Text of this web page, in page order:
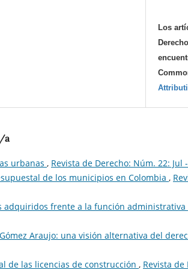
Los
a
urbanas , Revista de Derecho: Núm. 22: Jul
de los municipios en Colombia ,
adquiridos frente a la función administrativa
Araujo: una visión alternativa del
de las licencias de construcción , Revista de